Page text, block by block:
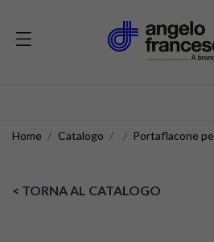
Home Catalogo Portaflacone
< TORNA AL CATALOGO